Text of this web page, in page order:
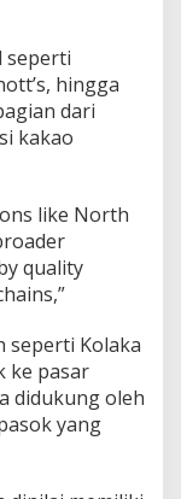
seperti
hingga
dari
kakao
like North
quality
seperti Kolaka
ke pasar
didukung oleh
yang